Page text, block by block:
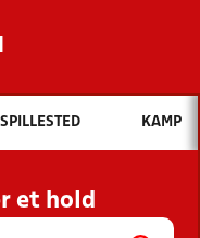
vil du søge efter?
OG NYHEDER
KLUBBER OG
SPILLESTED KAMP
et hold